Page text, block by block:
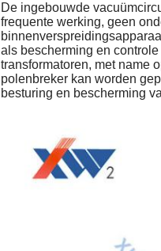
De ingebouwde
frequente werking, geen
als bescherming en
transformatoren, met name
polenbreker kan worden
besturing en bescherming